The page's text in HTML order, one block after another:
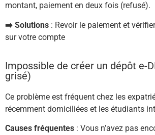
montant, paiement en deux fois (refusé).
➡️ Solutions : Revoir le paiement et
sur votre compte
Impossible de créer un dépôt e-
grisé)
Ce problème est fréquent chez les
récemment domiciliées et les étudiants
Causes fréquentes : Vous n’avez pas